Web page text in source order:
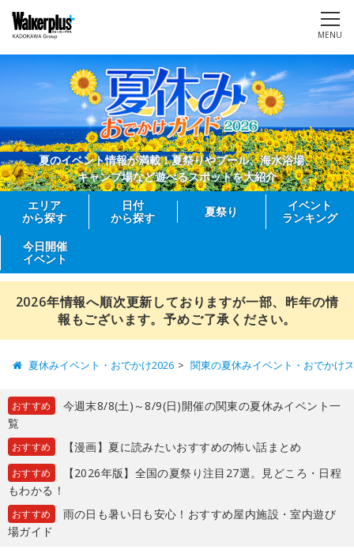
MENU
夏のイベント情報が満載！夏祭りやプール、海水浴場、
キャンプ場など遊べるスポットを大紹介
エリア
から探す
日付
から探す
夏祭り
イベント
ランキング
今日開催
イベント
2026年情報へ順次更新しておりますが一部、昨年の情
報もございます。予めご了承ください。
夏休みイベント・おでかけ2026 関東の夏休みイベント・おでかけ
おすすめ
今週末8/8(土)～8/9(日)開催の関東の夏休みイベント一
覧
おすすめ 【漫画】夏に読みたいおすすめの怖い話まとめ
おすすめ
【2026年版】全国の夏祭り注目27選。見どころ・日程
もわかる！
おすすめ
雨の日も暑い日も安心！おすすめ屋内施設・室内遊び
場ガイド